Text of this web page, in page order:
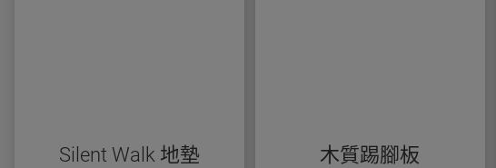
Silent Walk 地墊 木質踢腳板